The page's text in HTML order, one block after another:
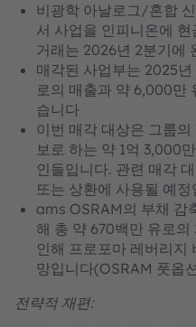
비광학 아날로그/혼합
서 사업을 인피니온에
거래는 2026년 2분기에
매각된 사업부는 2025
로의 매출과 약 6,000만
습니다
이번 매각 대상은 그룹
보로 하는 약 1억 3,000
인들입니다. 관련 매각
또는 상환에 사용될 예정
ams OSRAM의 부채 감
해 총 약 670백만 유로
인해 프로포마 레버리지
망입니다(OSRAM 풋옵
전략적 재편: